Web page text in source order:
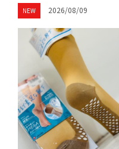
NEW 2026/08/09